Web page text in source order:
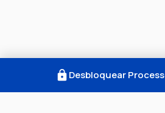
Desbloquear